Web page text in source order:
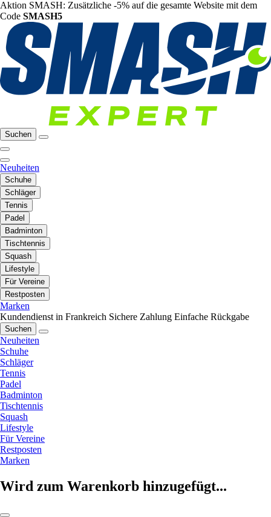
Aktion SMASH: Zusätzliche -5% auf die gesamte Website mit dem
Code SMASH5
Suchen
Neuheiten
Schuhe
Schläger
Tennis
Padel
Badminton
Tischtennis
Squash
Lifestyle
Für Vereine
Restposten
Marken
Kundendienst in Frankreich Sichere Zahlung Einfache Rückgabe
Suchen
Neuheiten
Schuhe
Schläger
Tennis
Padel
Badminton
Tischtennis
Squash
Lifestyle
Für Vereine
Restposten
Marken
Wird zum Warenkorb hinzugefügt...